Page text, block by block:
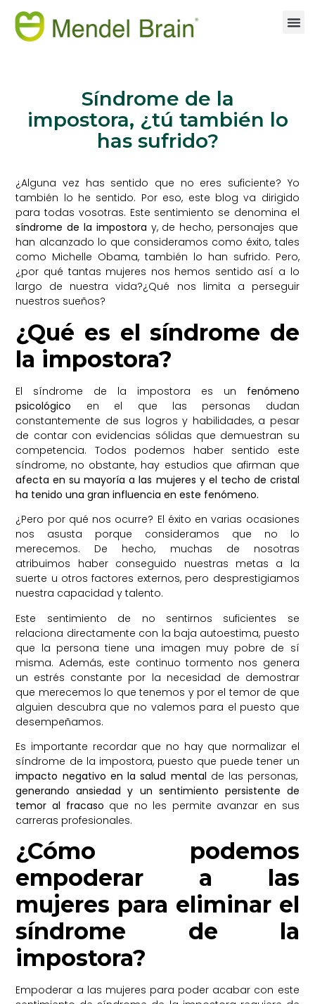
Síndrome de la
impostora, ¿tú también lo
has sufrido?
¿Alguna vez has sentido que no eres suficiente? Yo
también lo he sentido. Por eso, este blog va dirigido
para todas vosotras. Este sentimiento se denomina el
síndrome de la impostora y, de hecho, personajes que
han alcanzado lo que consideramos como éxito, tales
como Michelle Obama, también lo han sufrido. Pero,
¿por qué tantas mujeres nos hemos sentido así a lo
largo de nuestra vida?¿Qué nos limita a perseguir
nuestros sueños?
¿Qué es el síndrome de
la impostora?
El síndrome de la impostora es un fenómeno
psicológico en el que las personas dudan
constantemente de sus logros y habilidades, a pesar
de contar con evidencias sólidas que demuestran su
competencia. Todos podemos haber sentido este
síndrome, no obstante, hay estudios que afirman que
afecta en su mayoría a las mujeres y el techo de cristal
ha tenido una gran influencia en este fenómeno.
¿Pero por qué nos ocurre? El éxito en varias ocasiones
nos asusta porque consideramos que no lo
merecemos. De hecho, muchas de nosotras
atribuimos haber conseguido nuestras metas a la
suerte u otros factores externos, pero desprestigiamos
nuestra capacidad y talento.
Este sentimiento de no sentirnos suficientes se
relaciona directamente con la baja autoestima, puesto
que la persona tiene una imagen muy pobre de sí
misma. Además, este continuo tormento nos genera
un estrés constante por la necesidad de demostrar
que merecemos lo que tenemos y por el temor de que
alguien descubra que no valemos para el puesto que
desempeñamos.
Es importante recordar que no hay que normalizar el
síndrome de la impostora, puesto que puede tener un
impacto negativo en la salud mental de las personas,
generando ansiedad y un sentimiento persistente de
temor al fracaso que no les permite avanzar en sus
carreras profesionales.
¿Cómo podemos
empoderar a las
mujeres para eliminar el
síndrome de la
impostora?
Empoderar a las mujeres para poder acabar con este